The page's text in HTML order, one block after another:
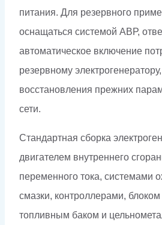
питания. Для резервного
оснащаться системой АВР,
автоматическое включение
резервному
восстановления прежних
сети.
Стандартная сборка
двигателем внутреннего
переменного тока, системами
смазки, контроллерами,
топливным баком и